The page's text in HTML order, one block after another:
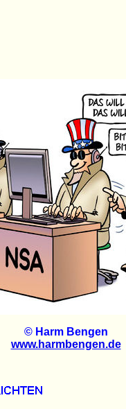
© Harm Bengen
www.harmbengen.de